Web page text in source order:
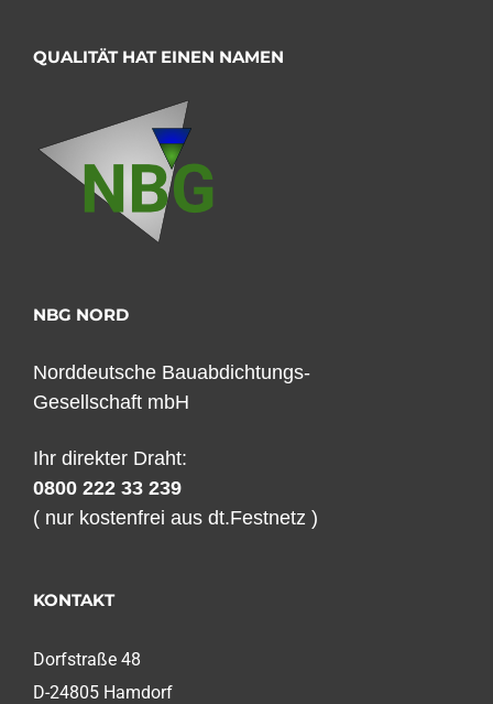
QUALITÄT HAT EINEN NAMEN
NBG NORD
Norddeutsche Bauabdichtungs-
Gesellschaft mbH
Ihr direkter Draht:
0800 222 33 239
( nur kostenfrei aus dt.Festnetz )
KONTAKT
Dorfstraße 48
D-24805 Hamdorf